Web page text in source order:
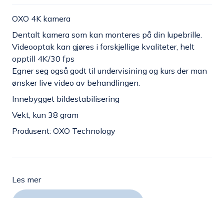
OXO 4K kamera
Dentalt kamera som kan monteres på din lupebrille.
Videooptak kan gjøres i forskjellige kvaliteter, helt
opptill 4K/30 fps
Egner seg også godt til undervisining og kurs der man
ønsker live video av behandlingen.
Innebygget bildestabilisering
Vekt, kun 38 gram
Produsent: OXO Technology
Les mer